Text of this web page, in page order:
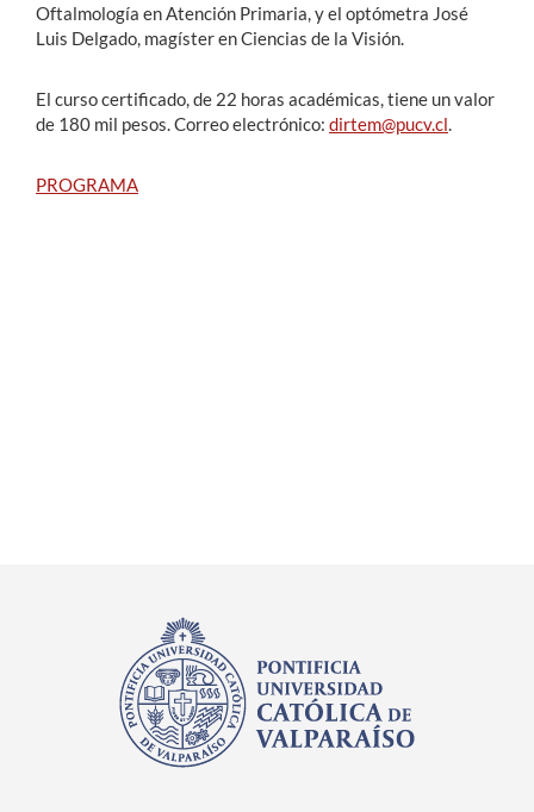
English
Oftalmología en Atención Primaria, y el optómetra José
Luis Delgado, magíster en Ciencias de la Visión.
El curso certificado, de 22 horas académicas, tiene un valor
de 180 mil pesos. Correo electrónico: dirtem@pucv.cl.
PROGRAMA